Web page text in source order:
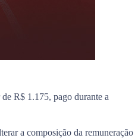
R$ 1.175, pago durante a
a composição da remuneração